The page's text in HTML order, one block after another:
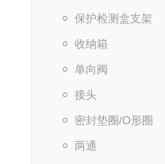
保护检测盒支架
收纳箱
单向阀
接头
密封垫圈/O形圈
两通